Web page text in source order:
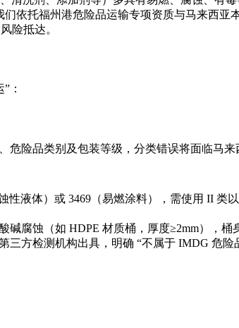
依托福州港危险品运输专项资质与马来西
险抵达。
：
险品类别及包装等级，分类错误将面临马来
性液体）或 3469（易燃涂料），需使用 II 类
碱腐蚀（如 HDPE 材质桶，厚度≥2mm），桶
三方检测机构出具，明确 “不属于 IMDG 危险